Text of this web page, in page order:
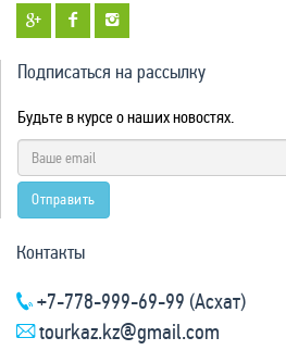
Подписаться на рассылку
Будьте в курсе о наших новостях.
Отправить
Контакты
+7-778-999-69-99 (Асхат)
tourkaz.kz@gmail.com